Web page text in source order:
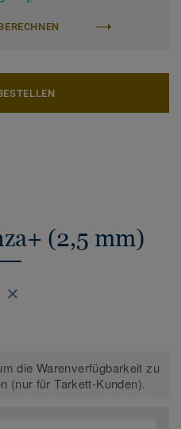
(2,5 mm)
die Warenverfügbarkeit zu
(nur für Tarkett-Kunden).